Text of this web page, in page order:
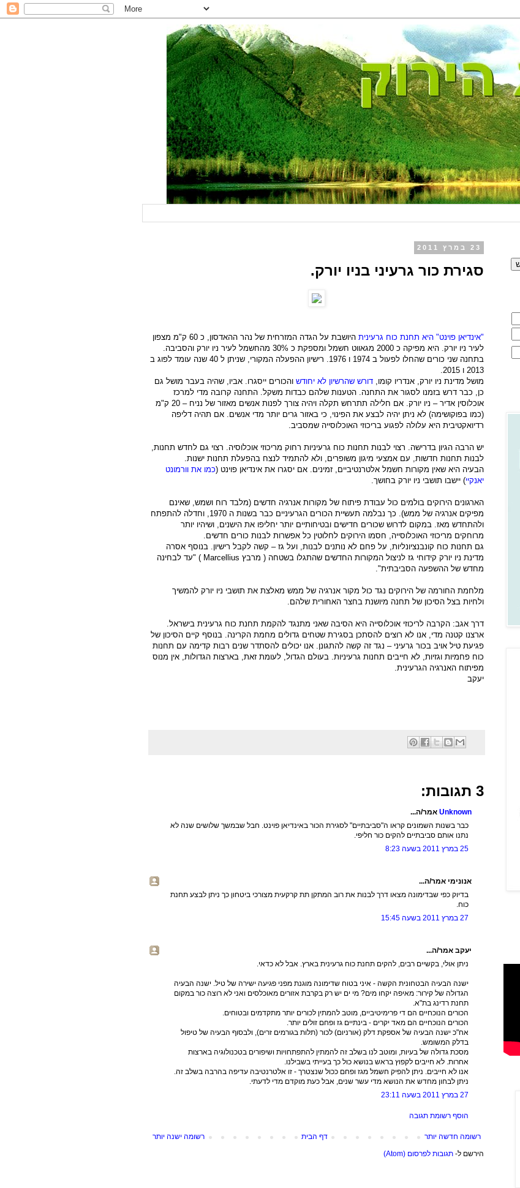
23 במרץ 2011
סגירת כור גרעיני בניו יורק.
"אינדיאן פוינט" היא תחנת כוח גרעינית היושבת על הגדה המזרחית של נהר ההאדסון, כ 60 ק"מ
מצפון
לעיר ניו יורק. היא מפיקה כ 2000 מגאווט חשמל ומספקת כ 30% מהחשמל לעיר ניו יורק והסביבה.
בתחנה שני כורים שהחלו לפעול ב 1974 ו 1976. רישיון ההפעלה המקורי, שניתן ל 40 שנה עומד לפוג ב
2013 ו 2015.
מושל מדינת ניו יורק, אנדריו קומו, דורש שהרשיון לא יחודש והכורים ייסגרו. אביו, שהיה בעבר מושל גם
כן, כבר דרש בזמנו לסגור את התחנה. הטענות שלהם כבדות משקל. התחנה קרובה מדי למרכז
אוכלוסין אדיר – ניו יורק. אם חלילה תתרחש תקלה ויהיה צורך לפנות אנשים מאזור של נניח – 20 ק"מ
(כמו בפוקושימה) לא ניתן יהיה לבצע את הפינוי, כי באזור גרים יותר מדי אנשים. אם תהיה דליפה
רדיואקטיבית היא עלולה לפגוע בריכוזי האוכלוסייה שמסביב.
יש הרבה הגיון בדרישה. רצוי לבנות תחנות כוח גרעיניות רחוק מריכוזי אוכלוסיה. רצוי גם לחדש תחנות,
לבנות תחנות חדשות, עם אמצעי מיגון משופרים, ולא להתמיד לנצח בהפעלת תחנות ישנות.
הבעיה היא שאין מקורות חשמל אלטרנטיביים, זמינים. אם יסגרו את אינדיאן פוינט (כמו את וורמונט
יאנקיי) יישבו תושבי ניו יורק בחושך.
הארגונים הירוקים בולמים כול עבודת פיתוח של מקורות אנרגיה חדשים (מלבד רוח ושמש, שאינם
מפיקים אנרגיה של ממש). כך נבלמה תעשיית הכורים הגרעיניים כבר בשנות ה 1970, וחדלה להתפתח
ולהתחדש מאז. במקום לדרוש שכורים חדישים ובטיחותיים יותר יחליפו את הישנים, ושיהיו יותר
מרוחקים מריכוזי האוכלוסייה, חסמו הירוקים לחלוטין כל אפשרות לבנות כורים חדשים.
גם תחנות כוח קונבנציונליות, על פחם לא נותנים לבנות, ועל גז – קשה לקבל רישיון. בנוסף אסרה
מדינת ניו יורק קידוחי גז לניצול המקורות החדשים שהתגלו בשטחה ( מרבץ Marcellius ) "עד לבחינה
מחדש של ההשפעה הסביבתית".
מלחמת החורמה של הירוקים נגד כול מקור אנרגיה של ממש מאלצת את תושבי ניו יורק להמשיך
ולחיות בצל הסיכון של תחנה מיושנת בחצר האחורית שלהם.
דרך אגב: הקרבה לריכוזי אוכלוסייה היא הסיבה שאני מתנגד להקמת תחנת כוח גרעינית בישראל.
ארצנו קטנה מדי, אנו לא רוצים להסתכן בסגירת שטחים גדולים מחמת הקרינה. בנוסף קיים הסיכון של
פגיעת טיל אויב בכור גרעיני – נגד זה קשה להתגונן. אנו יכולים להסתדר שנים רבות קדימה עם תחנות
כוח פחמיות וגזיות, לא חייבים תחנות גרעיניות. בעולם הגדול, לעומת זאת, בארצות הגדולות, אין מנוס
מפיתוח האנרגיה הגרעינית.
יעקב
3 תגובות:
Unknown אמר/ה...
כבר בשנות השמונים קראו ה"סביבתיים" לסגירת הכור באינדיאן פוינט. חבל שבמשך שלושים שנה לא
נתנו אותם סביבתיים להקים כור חליפי.
25 במרץ 2011 בשעה 8:23
אנונימי אמר/ה...
בדיוק כפי שבדימונה מצאו דרך לבנות את רוב המתקן תת קרקעית מצורכי ביטחון כך ניתן לבצע תחנת
כוח.
27 במרץ 2011 בשעה 15:45
יעקב אמר/ה...
ניתן אולי, בקשיים רבים, להקים תחנת כוח גרעינית בארץ. אבל לא כדאי.
ישנה הבעיה הבטחונית הקשה - איני בטוח שדימונה מוגנת מפני פגיעה ישירה של טיל. ישנה הבעיה
הגדולה של קירור: מאיפה יקחו מים? מי ים יש רק בקרבת אזורים מאוכלסים ואני לא רוצה כור במקום
תחנת רדינג בת"א.
הכורים הנוכחיים הם די פרימיטיביים, מוטב להמתין לכורים יותר מתקדמים ובטוחים.
הכורים הנוכחיים הם מאד יקרים - בינתיים גז ופחם זולים יותר.
אח"כ ישנה הבעיה של אספקת דלק (אורניום) לכור (תלות בגורמים זרים), ולבסוף הבעיה של טיפול
בדלק המשומש.
מסכת גדולה של בעיות, ומוטב לנו בשלב זה להמתין להתפתחויות ושיפורים בטכנולוגיה בארצות
אחרות. לא חייבים לקפוץ בראש בנושא כול כך בעייתי בשבילנו.
אנו לא חייבים. ניתן להפיק חשמל מגז ופחם ככול שנצטרך - זו אלטרנטיבה עדיפה בהרבה בשלב זה.
ניתן לבחון מחדש את הנושא מדי עשר שנים, אבל כעת מוקדם מדי לדעתי.
27 במרץ 2011 בשעה 23:11
הוסף רשומת תגובה
רשומה חדשה יותר רשומה ישנה יותר
דף הבית
הירשם ל- תגובות לפרסום (Atom)